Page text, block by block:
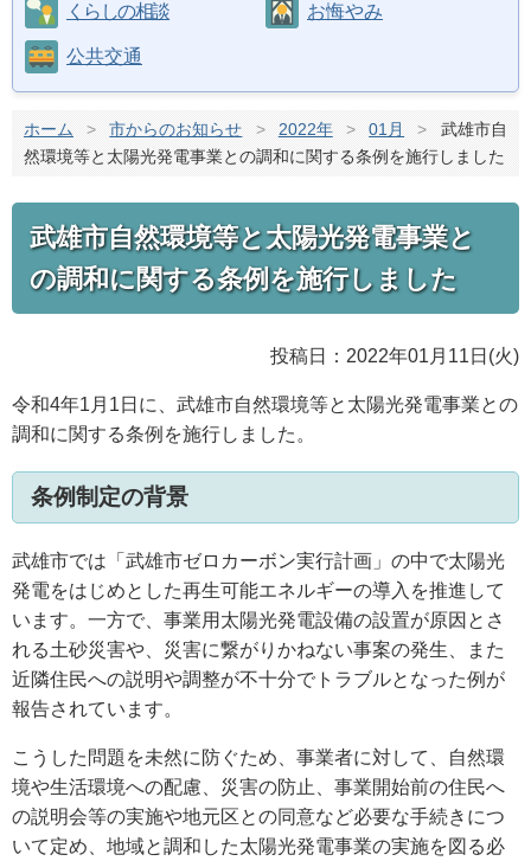
くらしの相談 お悔やみ
公共交通
ホーム > 市からのお知らせ > 2022年 > 01月 >
武雄市自
然環境等と太陽光発電事業との調和に関する条例を施行しました
武雄市自然環境等と太陽光発電事業と
の調和に関する条例を施行しました
投稿日：2022年01月11日(火)
令和4年1月1日に、武雄市自然環境等と太陽光発電事業との
調和に関する条例を施行しました。
条例制定の背景
武雄市では「武雄市ゼロカーボン実行計画」の中で太陽光
発電をはじめとした再生可能エネルギーの導入を推進して
います。一方で、事業用太陽光発電設備の設置が原因とさ
れる土砂災害や、災害に繋がりかねない事案の発生、また
近隣住民への説明や調整が不十分でトラブルとなった例が
報告されています。
こうした問題を未然に防ぐため、事業者に対して、自然環
境や生活環境への配慮、災害の防止、事業開始前の住民へ
の説明会等の実施や地元区との同意など必要な手続きにつ
いて定め、地域と調和した太陽光発電事業の実施を図る必